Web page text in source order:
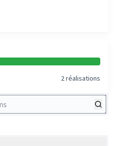
2 réalisations